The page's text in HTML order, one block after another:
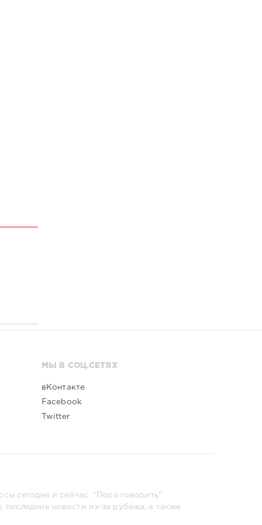
МЫ В СОЦ.СЕТЯХ
вКонтакте
Facebook
Twitter
сегодня и сейчас. "Пора говорить"
новости из-за рубежа, а также